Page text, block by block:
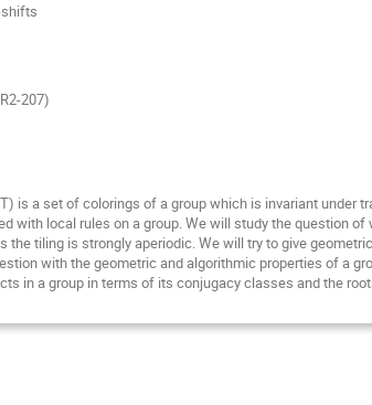
207)
is a set of colorings of a group which is invariant under
with local rules on a group. We will study the question
the tiling is strongly aperiodic. We will try to give
with the geometric and algorithmic properties of a
in a group in terms of its conjugacy classes and the